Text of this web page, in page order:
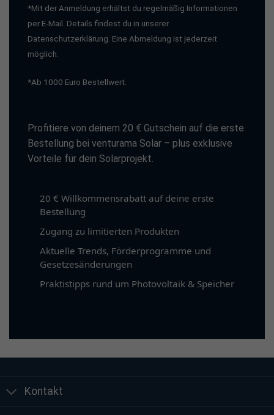
*Mit der Anmeldung erhältst du regelmäßig Informationen
per E-Mail. Details findest du in unserer
Datenschutzerklärung. Eine Abmeldung ist jederzeit
möglich.
*Ab 1000 Euro Bestellwert.
Profitiere von deinem 20 € Gutschein auf die erste
Bestellung bei venturama Solar – plus exklusive
Vorteile für dein Solarprojekt.
20 € Willkommensrabatt auf deine erste
Bestellung
Zugang zu limitierten Produkten
Aktuelle Trends, Förderprogramme und
Gesetzesänderungen
Praktistipps rund um Photovoltaik & Speicher
Kontakt